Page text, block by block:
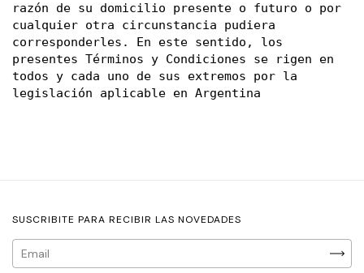
razón de su domicilio presente o futuro o por
cualquier otra circunstancia pudiera
corresponderles. En este sentido, los
presentes Términos y Condiciones se rigen en
todos y cada uno de sus extremos por la
legislación aplicable en Argentina
SUSCRIBITE PARA RECIBIR LAS NOVEDADES